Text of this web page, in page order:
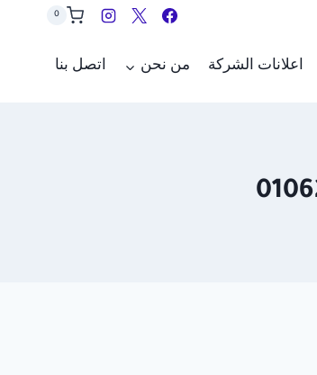
0
اعلانات الشركة من نحن اتصل بنا